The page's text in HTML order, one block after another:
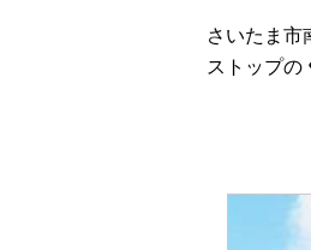
不動産の引き渡し
さいたま市
ストップの